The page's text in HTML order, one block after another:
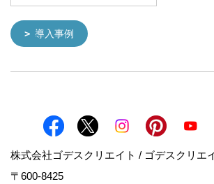
導入事例
株式会社ゴデスクリエイト / ゴデスクリエ
〒600-8425